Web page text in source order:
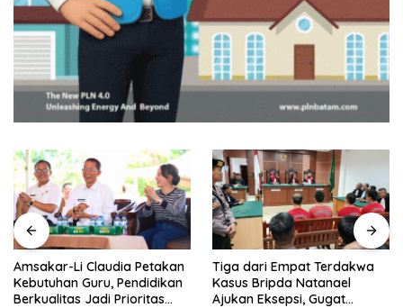
Amsakar-Li Claudia Petakan
Kebutuhan Guru, Pendidikan
Berkualitas Jadi Prioritas
Tiga dari Empat Terdakwa
Kasus Bripda Natanael
Ajukan Eksepsi, Gugat